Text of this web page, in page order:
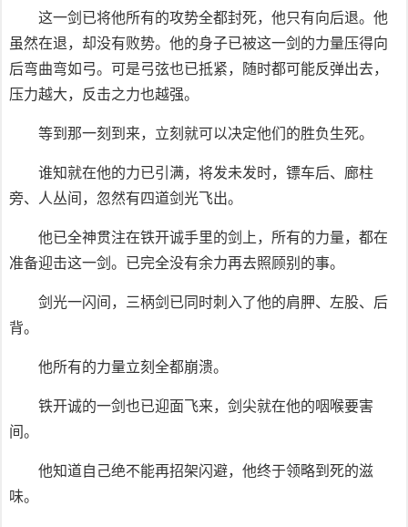
这一剑已将他所有的攻势全都封死，他只有向后退。他
虽然在退，却没有败势。他的身子已被这一剑的力量压得向
后弯曲弯如弓。可是弓弦也已抵紧，随时都可能反弹出去，
压力越大，反击之力也越强。
等到那一刻到来，立刻就可以决定他们的胜负生死。
谁知就在他的力已引满，将发未发时，镖车后、廊柱
旁、人丛间，忽然有四道剑光飞出。
他已全神贯注在铁开诚手里的剑上，所有的力量，都在
准备迎击这一剑。已完全没有余力再去照顾别的事。
剑光一闪间，三柄剑已同时刺入了他的肩胛、左股、后
背。
他所有的力量立刻全都崩溃。
铁开诚的一剑也已迎面飞来，剑尖就在他的咽喉要害
间。
他知道自己绝不能再招架闪避，他终于领略到死的滋
味。